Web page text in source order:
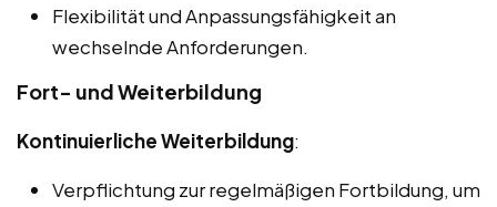
Flexibilität und Anpassungsfähigkeit an
wechselnde Anforderungen.
Fort- und Weiterbildung
Kontinuierliche Weiterbildung:
Verpflichtung zur regelmäßigen Fortbildung, um